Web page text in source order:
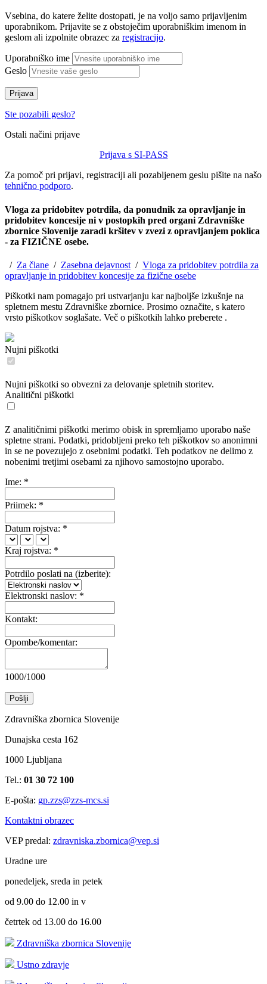
Vsebina, do katere želite dostopati, je na voljo samo prijavljenim
uporabnikom. Prijavite se z obstoječim uporabniškim imenom in
geslom ali izpolnite obrazec za registracijo.
Uporabniško ime
Geslo
Prijava
Ste pozabili geslo?
Ostali načini prijave
Prijava s SI-PASS
Za pomoč pri prijavi, registraciji ali pozabljenem geslu pišite na našo
tehnično podporo.
Vloga za pridobitev potrdila, da ponudnik za opravljanje in
pridobitev koncesije ni v postopkih pred organi Zdravniške
zbornice Slovenije zaradi kršitev v zvezi z opravljanjem poklica
- za FIZIČNE osebe.
/ Za člane / Zasebna dejavnost / Vloga za pridobitev potrdila za
opravljanje in pridobitev koncesije za fizične osebe
Piškotki nam pomagajo pri ustvarjanju kar najboljše izkušnje na
spletnem mestu Zdravniške zbornice. Prosimo označite, s katero
vrsto piškotkov soglašate. Več o piškotkih lahko preberete .
Nujni piškotki
Nujni piškotki so obvezni za delovanje spletnih storitev.
Analitični piškotki
Z analitičnimi piškotki merimo obisk in spremljamo uporabo naše
spletne strani. Podatki, pridobljeni preko teh piškotkov so anonimni
in se ne povezujejo z osebnimi podatki. Teh podatkov ne delimo z
nobenimi tretjimi osebami za njihovo samostojno uporabo.
Ime: *
Priimek: *
Datum rojstva: *
Kraj rojstva: *
Potrdilo poslati na (izberite):
Elektronski naslov: *
Kontakt:
Opombe/komentar:
1000/1000
Pošlji
Zdravniška zbornica Slovenije
Dunajska cesta 162
1000 Ljubljana
Tel.: 01 30 72 100
E-pošta: gp.zzs@zzs-mcs.si
Kontaktni obrazec
VEP predal: zdravniska.zbornica@vep.si
Uradne ure
ponedeljek, sreda in petek
od 9.00 do 12.00 in v
četrtek od 13.00 do 16.00
Zdravniška zbornica Slovenije
Ustno zdravje